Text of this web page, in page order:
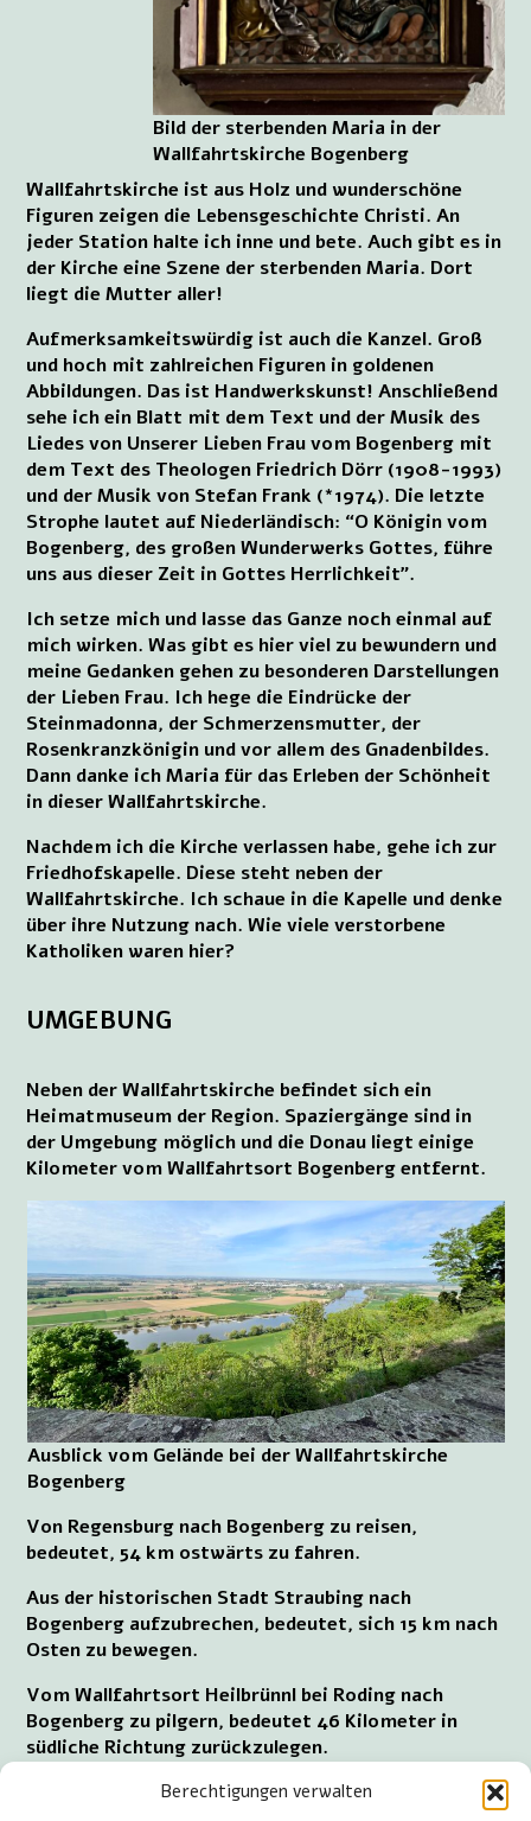
Berechtigungen verwalten
Bild der sterbenden Maria in der
Wallfahrtskirche Bogenberg
Wallfahrtskirche ist aus Holz und wunderschöne
Figuren zeigen die Lebensgeschichte Christi. An
jeder Station halte ich inne und bete. Auch gibt es in
der Kirche eine Szene der sterbenden Maria. Dort
liegt die Mutter aller!
Aufmerksamkeitswürdig ist auch die Kanzel. Groß
und hoch mit zahlreichen Figuren in goldenen
Abbildungen. Das ist Handwerkskunst! Anschließend
sehe ich ein Blatt mit dem Text und der Musik des
Liedes von Unserer Lieben Frau vom Bogenberg mit
dem Text des Theologen Friedrich Dörr (1908-1993)
und der Musik von Stefan Frank (*1974). Die letzte
Strophe lautet auf Niederländisch: “O Königin vom
Bogenberg, des großen Wunderwerks Gottes, führe
uns aus dieser Zeit in Gottes Herrlichkeit”.
Ich setze mich und lasse das Ganze noch einmal auf
mich wirken. Was gibt es hier viel zu bewundern und
meine Gedanken gehen zu besonderen Darstellungen
der Lieben Frau. Ich hege die Eindrücke der
Steinmadonna, der Schmerzensmutter, der
Rosenkranzkönigin und vor allem des Gnadenbildes.
Dann danke ich Maria für das Erleben der Schönheit
in dieser Wallfahrtskirche.
Nachdem ich die Kirche verlassen habe, gehe ich zur
Friedhofskapelle. Diese steht neben der
Wallfahrtskirche. Ich schaue in die Kapelle und denke
über ihre Nutzung nach. Wie viele verstorbene
Katholiken waren hier?
UMGEBUNG
Neben der Wallfahrtskirche befindet sich ein
Heimatmuseum der Region. Spaziergänge sind in
der Umgebung möglich und die Donau liegt einige
Kilometer vom Wallfahrtsort Bogenberg entfernt.
Ausblick vom Gelände bei der Wallfahrtskirche
Bogenberg
Von Regensburg nach Bogenberg zu reisen,
bedeutet, 54 km ostwärts zu fahren.
Aus der historischen Stadt Straubing nach
Bogenberg aufzubrechen, bedeutet, sich 15 km nach
Osten zu bewegen.
Vom Wallfahrtsort Heilbrünnl bei Roding nach
Bogenberg zu pilgern, bedeutet 46 Kilometer in
südliche Richtung zurückzulegen.
Vom Wallfahrtsort Sammarei abfahren, um in